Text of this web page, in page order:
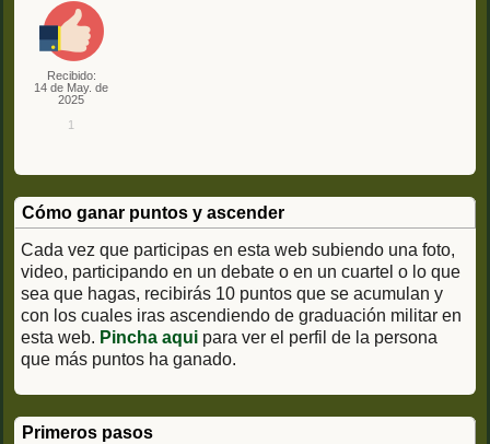
Recibido:
14 de May. de
2025
1
Cómo ganar puntos y ascender
Cada vez que participas en esta web subiendo una foto,
video, participando en un debate o en un cuartel o lo que
sea que hagas, recibirás 10 puntos que se acumulan y
con los cuales iras ascendiendo de graduación militar en
esta web. Pincha aqui para ver el perfil de la persona
que más puntos ha ganado.
Primeros pasos